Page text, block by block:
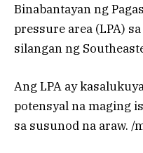
Binabantayan ng
pressure area (LPA)
silangan ng
Ang LPA ay
potensyal na maging
sa susunod na araw. /